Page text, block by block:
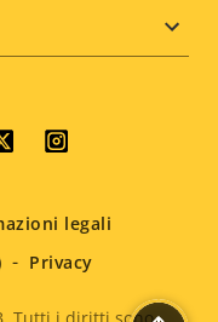
legali
Privacy